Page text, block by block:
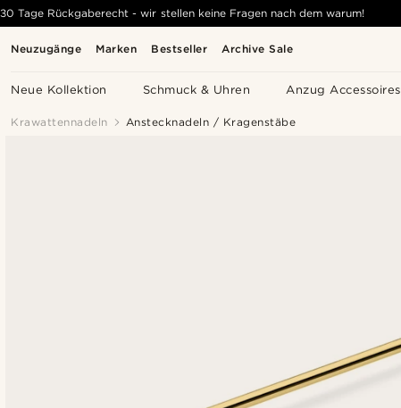
Neuzugänge Marken Bestseller Archive Sale
Neue Kollektion Schmuck & Uhren Anzug Accessoires
30 Tage Rückgaberecht - wir stellen keine Fragen nach dem warum!
Krawattennadeln Anstecknadeln / Kragenstäbe